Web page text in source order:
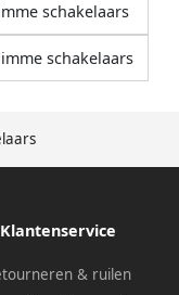
schakelaars
schakelaars
Klantenservice
& ruilen